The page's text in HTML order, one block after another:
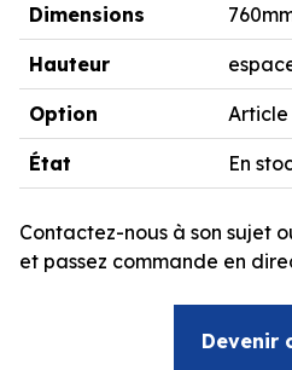
Dimensions
Hauteur
Option Article
État En
Contactez-nous à son sujet
et passez commande en
Devenir